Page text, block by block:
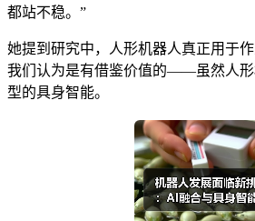
都站不稳。”
她提到研究中，人形机器人真正用于作
我们认为是有借鉴价值的——虽然人形
型的具身智能。